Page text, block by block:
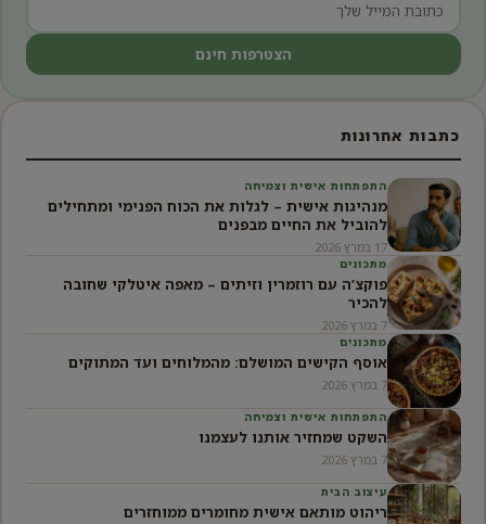
הצטרפות חינם
כתבות אחרונות
התפתחות אישית וצמיחה
מנהיגות אישית – לגלות את הכוח הפנימי ומתחילים
להוביל את החיים מבפנים
17 במרץ 2026
מתכונים
פוקצ’ה עם רוזמרין וזיתים – מאפה איטלקי שחובה
להכיר
7 במרץ 2026
מתכונים
אוסף הקישים המושלם: מהמלוחים ועד המתוקים
7 במרץ 2026
התפתחות אישית וצמיחה
השקט שמחזיר אותנו לעצמנו
7 במרץ 2026
עיצוב הבית
ריהוט מותאם אישית מחומרים ממוחזרים